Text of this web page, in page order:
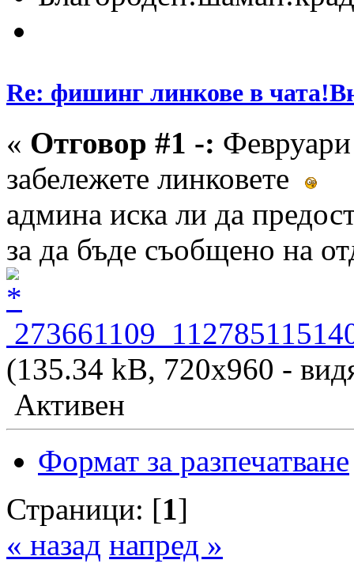
Re: фишинг линкове в
« Отговор #1 -:
забележете линковете
админа иска ли да
за да бъде съобщено на
(135.34 kB, 720x960 -
Активен
Формат за разпечатване
Страници: [1]
« назад напред »